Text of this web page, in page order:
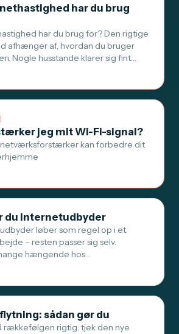
har du brug
har du brug for? Den rigtige
afhænger af, hvordan du bruger
Nogle husstande klarer sig fint…
jeg mit Wi-Fi-signal?
kan forbedre dit
du internetudbyder
løber som regel op i et
– resten passer sig selv.
hængende hos…
sådan gør du
rækkefølgen rigtig: tjek den nye